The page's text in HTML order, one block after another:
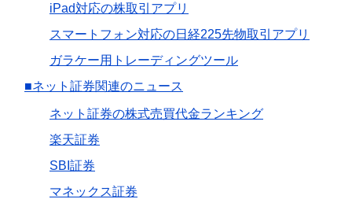
iPad対応の株取引アプリ
スマートフォン対応の日経225先物取引アプリ
ガラケー用トレーディングツール
■ネット証券関連のニュース
ネット証券の株式売買代金ランキング
楽天証券
SBI証券
マネックス証券